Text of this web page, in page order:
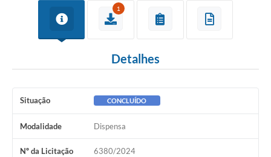
Galeria de Fotos
Arquivos para Download
Carta de Serviços
Notícias
1
Detalhes
Situação CONCLUÍDO
Modalidade Dispensa
Nº da Licitação 6380/2024